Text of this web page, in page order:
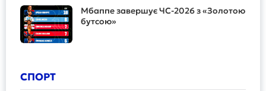
Мбаппе завершує ЧС-2026 з «Золотою
бутсою»
СПОРТ